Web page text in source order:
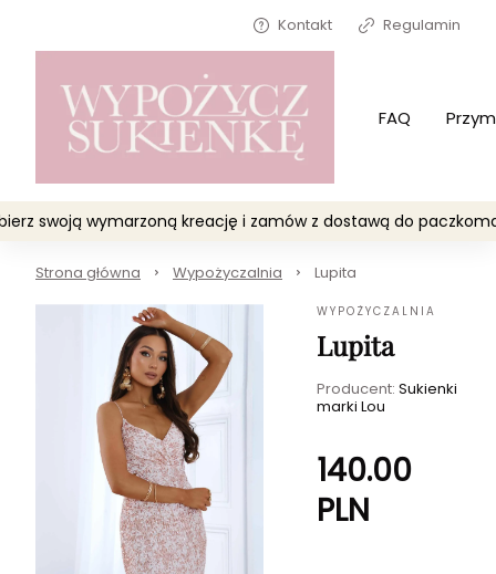
Kontakt Regulamin
FAQ
swoją wymarzoną kreację i zamów z dostawą do
Strona główna Wypożyczalnia Lupita
WYPOŻYCZALNIA
Lupita
Producent:Sukienki
marki Lou
140.00
PLN